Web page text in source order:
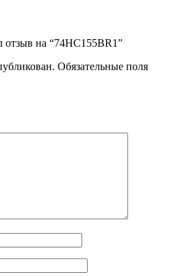
отзыв на “74HC155BR1”
Обязательные поля